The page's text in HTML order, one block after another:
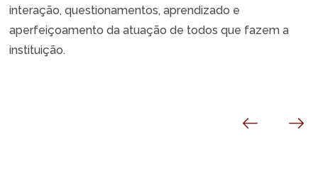
interação, questionamentos, aprendizado e
aperfeiçoamento da atuação de todos que fazem a
instituição.